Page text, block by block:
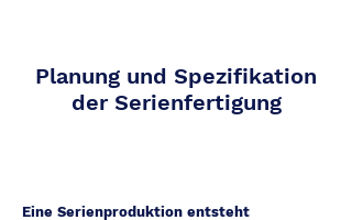
Planung und Spezifikation
der Serienfertigung
Eine Serienproduktion entsteht